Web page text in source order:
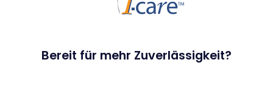
Bereit für mehr Zuverlässigkeit?